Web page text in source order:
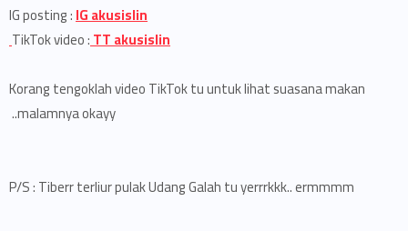
IG posting :IG akusislin
TikTok video :TT akusislin
Korang tengoklah video TikTok tu untuk lihat suasana makan
malamnya okayy..
P/S : Tiberr terliur pulak Udang Galah tu yerrrkkk.. ermmmm